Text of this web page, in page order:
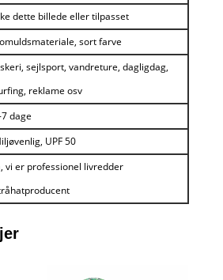
dette billede eller tilpasset
sort farve
sejlsport, vandreture, dagligdag,
reklame osv
dage
UPF 50
vi er professionel livredder